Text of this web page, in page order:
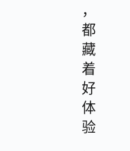
，
都
藏
着
好
体
验